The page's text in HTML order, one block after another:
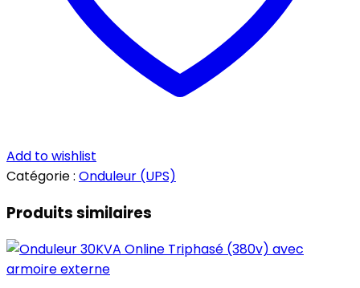
Add to wishlist
Catégorie : Onduleur (UPS)
Produits similaires